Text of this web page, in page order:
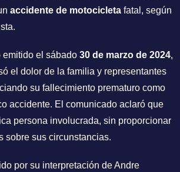
accidente de motocicleta fatal, según
emitido el sábado 30 de marzo de 2024,
el dolor de la familia y representantes
su fallecimiento prematuro como
accidente. El comunicado aclaró que
persona involucrada, sin proporcionar
sobre sus circunstancias.
por su interpretación de Andre